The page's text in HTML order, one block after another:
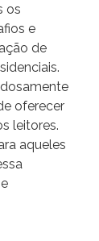
os
e
de
oferecer
leitores.
aqueles